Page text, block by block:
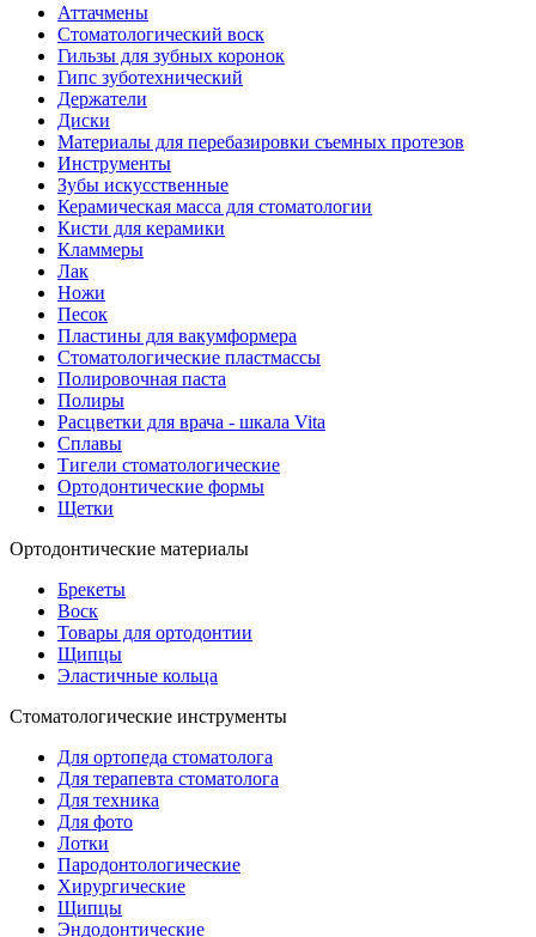
Аттачмены
Стоматологический воск
Гильзы для зубных коронок
Гипс зуботехнический
Держатели
Диски
Материалы для перебазировки съемных протезов
Инструменты
Зубы искусственные
Керамическая масса для стоматологии
Кисти для керамики
Кламмеры
Лак
Ножи
Песок
Пластины для вакумформера
Стоматологические пластмассы
Полировочная паста
Полиры
Расцветки для врача - шкала Vita
Сплавы
Тигели стоматологические
Ортодонтические формы
Щетки
Ортодонтические материалы
Брекеты
Воск
Товары для ортодонтии
Щипцы
Эластичные кольца
Стоматологические инструменты
Для ортопеда стоматолога
Для терапевта стоматолога
Для техника
Для фото
Лотки
Пародонтологические
Хирургические
Щипцы
Эндодонтические